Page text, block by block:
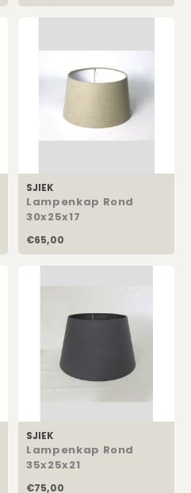
SJIEK
Lampenkap Rond
30x25x17
€65,00
SJIEK
Lampenkap Rond
35x25x21
€75,00